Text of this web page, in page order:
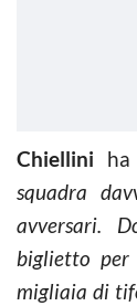
Chiellini
squadra
avversari.
biglietto per
migliaia di